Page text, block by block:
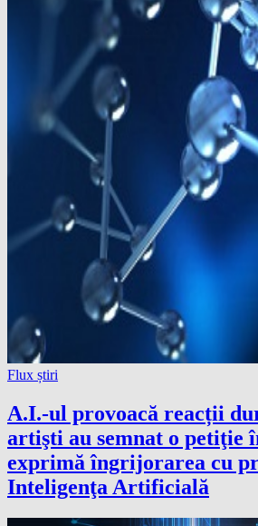
Flux știri
A.I.-ul provoacă reacții
artişti au semnat o petiţie
exprimă îngrijorarea cu
Inteligenţa Artificială